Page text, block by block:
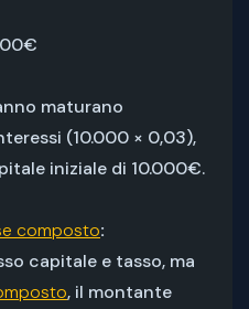
maturano
(10.000 × 0,03),
iniziale di 10.000€.
composto:
capitale e tasso, ma
, il montante